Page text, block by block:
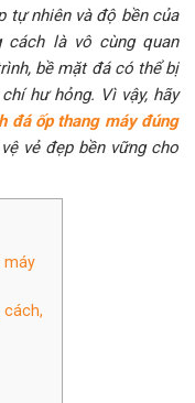
tự nhiên và độ bền của
cách là vô cùng quan
bề mặt đá có thể bị
hư hỏng. Vì vậy, hãy
đá ốp thang máy đúng
vẻ đẹp bền vững cho
máy
cách,